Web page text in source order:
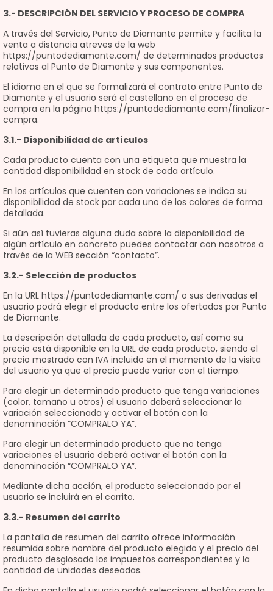
3.- DESCRIPCIÓN DEL SERVICIO Y PROCESO DE COMPRA
A través del Servicio, Punto de Diamante permite y facilita la
venta a distancia atreves de la web
https://puntodediamante.com/ de determinados productos
relativos al Punto de Diamante y sus componentes.
El idioma en el que se formalizará el contrato entre Punto de
Diamante y el usuario será el castellano en el proceso de
compra en la página https://puntodediamante.com/finalizar-
compra.
3.1.- Disponibilidad de artículos
Cada producto cuenta con una etiqueta que muestra la
cantidad disponibilidad en stock de cada artículo.
En los artículos que cuenten con variaciones se indica su
disponibilidad de stock por cada uno de los colores de forma
detallada.
Si aún así tuvieras alguna duda sobre la disponibilidad de
algún artículo en concreto puedes contactar con nosotros a
través de la WEB sección “contacto”.
3.2.- Selección de productos
En la URL https://puntodediamante.com/ o sus derivadas el
usuario podrá elegir el producto entre los ofertados por Punto
de Diamante.
La descripción detallada de cada producto, así como su
precio está disponible en la URL de cada producto, siendo el
precio mostrado con IVA incluido en el momento de la visita
del usuario ya que el precio puede variar con el tiempo.
Para elegir un determinado producto que tenga variaciones
(color, tamaño u otros) el usuario deberá seleccionar la
variación seleccionada y activar el botón con la
denominación “COMPRALO YA”.
Para elegir un determinado producto que no tenga
variaciones el usuario deberá activar el botón con la
denominación “COMPRALO YA”.
Mediante dicha acción, el producto seleccionado por el
usuario se incluirá en el carrito.
3.3.- Resumen del carrito
La pantalla de resumen del carrito ofrece información
resumida sobre nombre del producto elegido y el precio del
producto desglosado los impuestos correspondientes y la
cantidad de unidades deseadas.